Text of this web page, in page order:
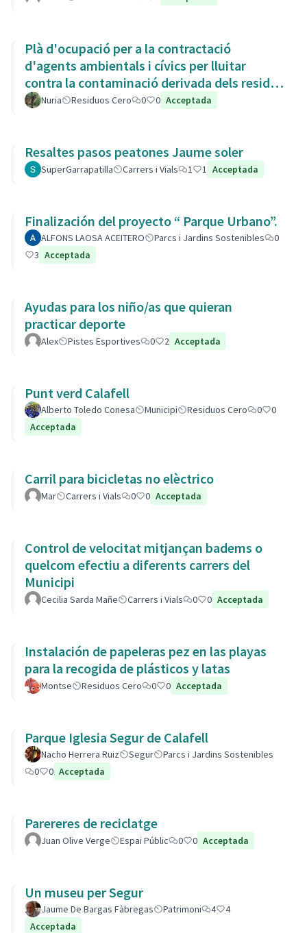
Plà d'ocupació per a la contractació
d'agents ambientals i cívics per lluitar
contra la contaminació derivada dels residus
de la Còvid-19
Nuria Residuos Cero 0 0 Acceptada
Resaltes pasos peatones Jaume soler
SuperGarrapatilla Carrers i Vials 1 1 Acceptada
Finalización del proyecto “ Parque Urbano”.
ALFONS LAOSA ACEITERO Parcs i Jardins Sostenibles
0
3 Acceptada
Ayudas para los niño/as que quieran
practicar deporte
Alex Pistes Esportives 0 2 Acceptada
Punt verd Calafell
Alberto Toledo Conesa Municipi Residuos Cero 0
0
Acceptada
Carril para bicicletas no elèctrico
Mar Carrers i Vials 0 0 Acceptada
Control de velocitat mitjançan badems o
quelcom efectiu a diferents carrers del
Municipi
Cecilia Sarda Mañe Carrers i Vials 0 0 Acceptada
Instalación de papeleras pez en las playas
para la recogida de plásticos y latas
Montse Residuos Cero 0 0 Acceptada
Parque Iglesia Segur de Calafell
Nacho Herrera Ruiz Segur
Parcs i Jardins Sostenibles
0
0 Acceptada
Parereres de reciclatge
Juan Olive Verge Espai Públic 0 0 Acceptada
Un museu per Segur
Jaume De Bargas Fàbregas Patrimoni 4
4
Acceptada